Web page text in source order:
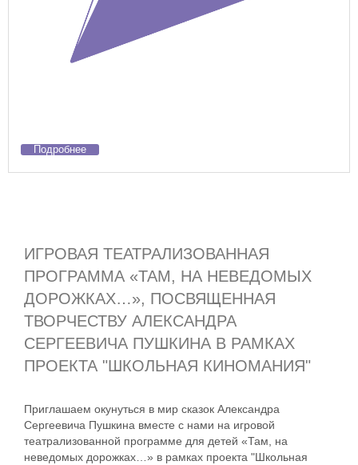
Подробнее
ИГРОВАЯ ТЕАТРАЛИЗОВАННАЯ
ПРОГРАММА «ТАМ, НА НЕВЕДОМЫХ
ДОРОЖКАХ…», ПОСВЯЩЕННАЯ
ТВОРЧЕСТВУ АЛЕКСАНДРА
СЕРГЕЕВИЧА ПУШКИНА В РАМКАХ
ПРОЕКТА "ШКОЛЬНАЯ КИНОМАНИЯ"
Приглашаем окунуться в мир сказок Александра
Сергеевича Пушкина вместе с нами на игровой
театрализованной программе для детей «Там, на
неведомых дорожках…» в рамках проекта "Школьная